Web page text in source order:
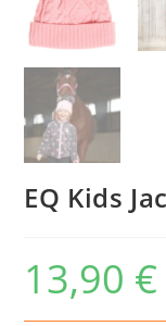
EQ Kids
13,90 €